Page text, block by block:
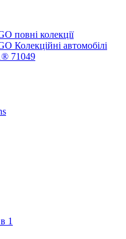
повні колекції
Колекційні автомобілі
71049
1